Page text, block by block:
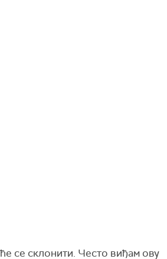
се склонити. Често виђам ову